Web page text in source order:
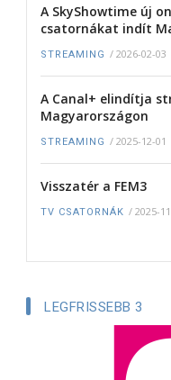
A SkyShowtime új
csatornákat indít
STREAMING / 2026-02-03
A Canal+ elindítja
Magyarországon
STREAMING / 2025-12-01
Visszatér a FEM3
TV CSATORNÁK / 2025-
LEGFRISSEBB 3